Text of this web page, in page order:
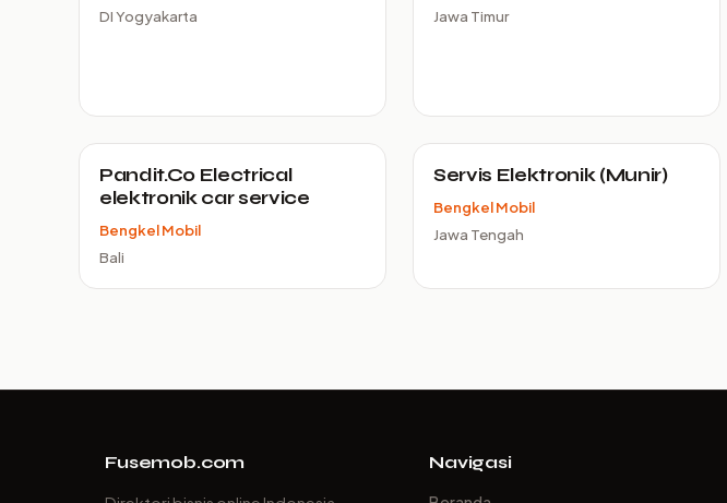
DI Yogyakarta
Jawa Timur
Pandit.Co Electrical
elektronik car service
Bengkel Mobil
Bali
Servis Elektronik (Munir)
Bengkel Mobil
Jawa Tengah
Fusemob.com Navigasi